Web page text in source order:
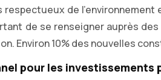
de
de se renseigner auprès
Environ 10% des nouvelles
pour les investissements